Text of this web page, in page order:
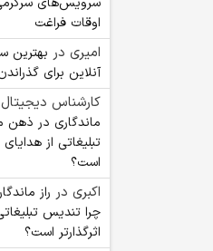
اوقات فراغت
امیری در بهترین
آنلاین برای
کارشناس
ماندگاری در
تبلیغاتی از
است؟
اکبری در راز
چرا تندیس
اثرگذارتر است؟